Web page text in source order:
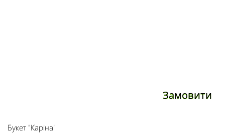
Замовити
Букет "Каріна"